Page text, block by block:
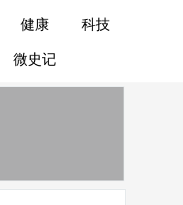
健康 科技
微史记